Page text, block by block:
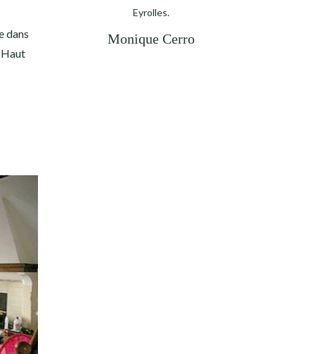
dans
Haut
Eyrolles.
Monique Cerro